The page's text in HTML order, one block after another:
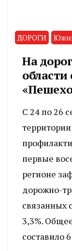
ДОРОГИ
На
С 24 по 26
первые
регионе
дорожно-
связанных
3,3%.
составило